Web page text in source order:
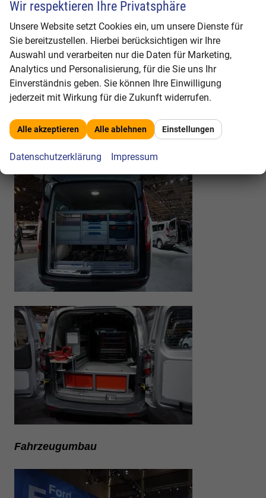
Innenausbau
Fahrzeugumbau
Wir respektieren Ihre Privatsphäre
Unsere Website setzt Cookies ein, um unsere Dienste für
Sie bereitzustellen. Hierbei berücksichtigen wir Ihre
Auswahl und verarbeiten nur die Daten für Marketing,
Analytics und Personalisierung, für die Sie uns Ihr
Einverständnis geben. Sie können Ihre Einwilligung
jederzeit mit Wirkung für die Zukunft widerrufen.
Alle akzeptieren Alle ablehnen Einstellungen
Datenschutzerklärung Impressum